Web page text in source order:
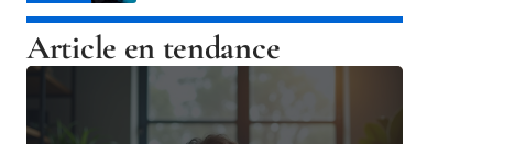
Article en tendance